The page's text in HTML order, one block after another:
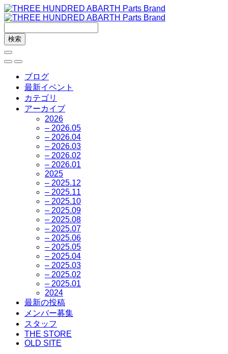
ブログ
最新イベント
カテゴリ
アーカイブ
2026
– 2026.05
– 2026.04
– 2026.03
– 2026.02
– 2026.01
2025
– 2025.12
– 2025.11
– 2025.10
– 2025.09
– 2025.08
– 2025.07
– 2025.06
– 2025.05
– 2025.04
– 2025.03
– 2025.02
– 2025.01
2024
最新の投稿
メンバー募集
スタッフ
THE STORE
OLD SITE